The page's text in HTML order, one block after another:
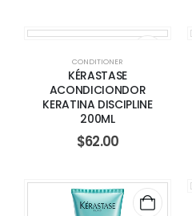
CONDITIONER
KÉRASTASE
ACONDICIONDOR
KERATINA DISCIPLINE
200ML
$62.00